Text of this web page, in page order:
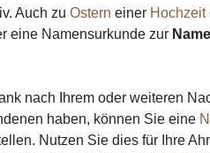
Auch zuOstern einer
eine Namensurkunde zur
nach Ihrem oder weiteren
haben, können Sie eine
Nutzen Sie dies für Ihre